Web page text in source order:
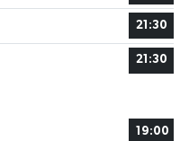
21:30
21:30
19:00